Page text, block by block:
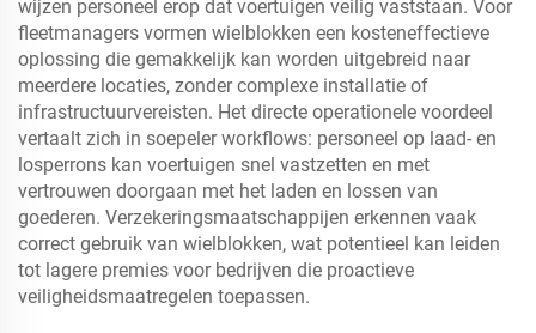
wijzen personeel erop dat voertuigen veilig vaststaan. Voor
fleetmanagers vormen wielblokken een kosteneffectieve
oplossing die gemakkelijk kan worden uitgebreid naar
meerdere locaties, zonder complexe installatie of
infrastructuurvereisten. Het directe operationele voordeel
vertaalt zich in soepeler workflows: personeel op laad- en
losperrons kan voertuigen snel vastzetten en met
vertrouwen doorgaan met het laden en lossen van
goederen. Verzekeringsmaatschappijen erkennen vaak
correct gebruik van wielblokken, wat potentieel kan leiden
tot lagere premies voor bedrijven die proactieve
veiligheidsmaatregelen toepassen.